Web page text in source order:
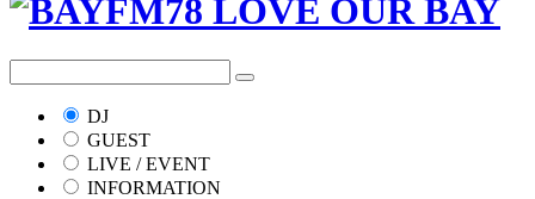
DJ
GUEST
LIVE / EVENT
INFORMATION